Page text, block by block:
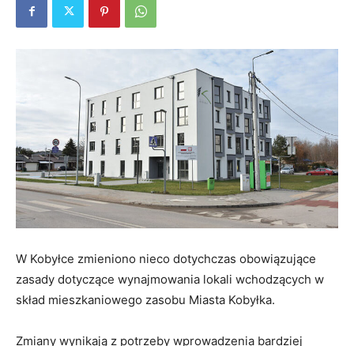
W Kobyłce zmieniono nieco dotychczas obowiązujące
zasady dotyczące wynajmowania lokali wchodzących w
skład mieszkaniowego zasobu Miasta Kobyłka.
Zmiany wynikają z potrzeby wprowadzenia bardziej